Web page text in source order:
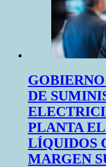
DE
PLANTA
LÍQUIDOS
MARGEN